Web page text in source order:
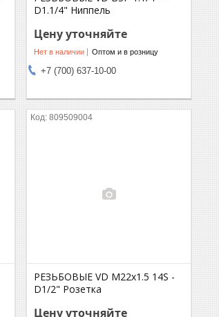
D1.1/4" Ниппель
Цену уточняйте
Нет в наличии Оптом и в розницу
+7 (700) 637-10-00
809509004
РЕЗЬБОВЫЕ VD M22x1.5 14S -
D1/2" Розетка
Цену уточняйте